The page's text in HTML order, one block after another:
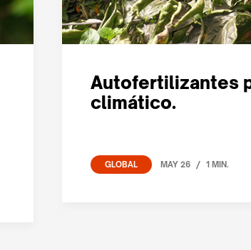
Autofertilizantes
climático.
GLOBAL MAY 26 / 1 MIN.